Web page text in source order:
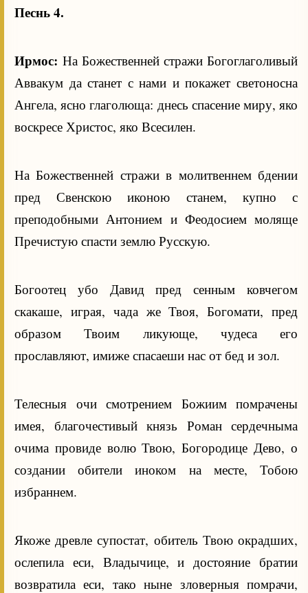
Песнь 4.
Ирмос: На Божественней стражи Богоглаголивый
Аввакум да станет с нами и покажет светоносна
Ангела, ясно глаголюща: днесь спасение миру, яко
воскресе Христос, яко Всесилен.
На Божественней стражи в молитвеннем бдении
пред Свенскою иконою станем, купно с
преподобными Антонием и Феодосием моляще
Пречистую спасти землю Русскую.
Богоотец убо Давид пред сенным ковчегом
скакаше, играя, чада же Твоя, Богомати, пред
образом Твоим ликующе, чудеса его
прославляют, имиже спасаеши нас от бед и зол.
Телесныя очи смотрением Божиим помрачены
имея, благочестивый князь Роман сердечныма
очима провиде волю Твою, Богородице Дево, о
создании обители иноком на месте, Тобою
избраннем.
Якоже древле супостат, обитель Твою окрадших,
ослепила еси, Владычице, и достояние братии
возвратила еси, тако ныне зловерныя помрачи,